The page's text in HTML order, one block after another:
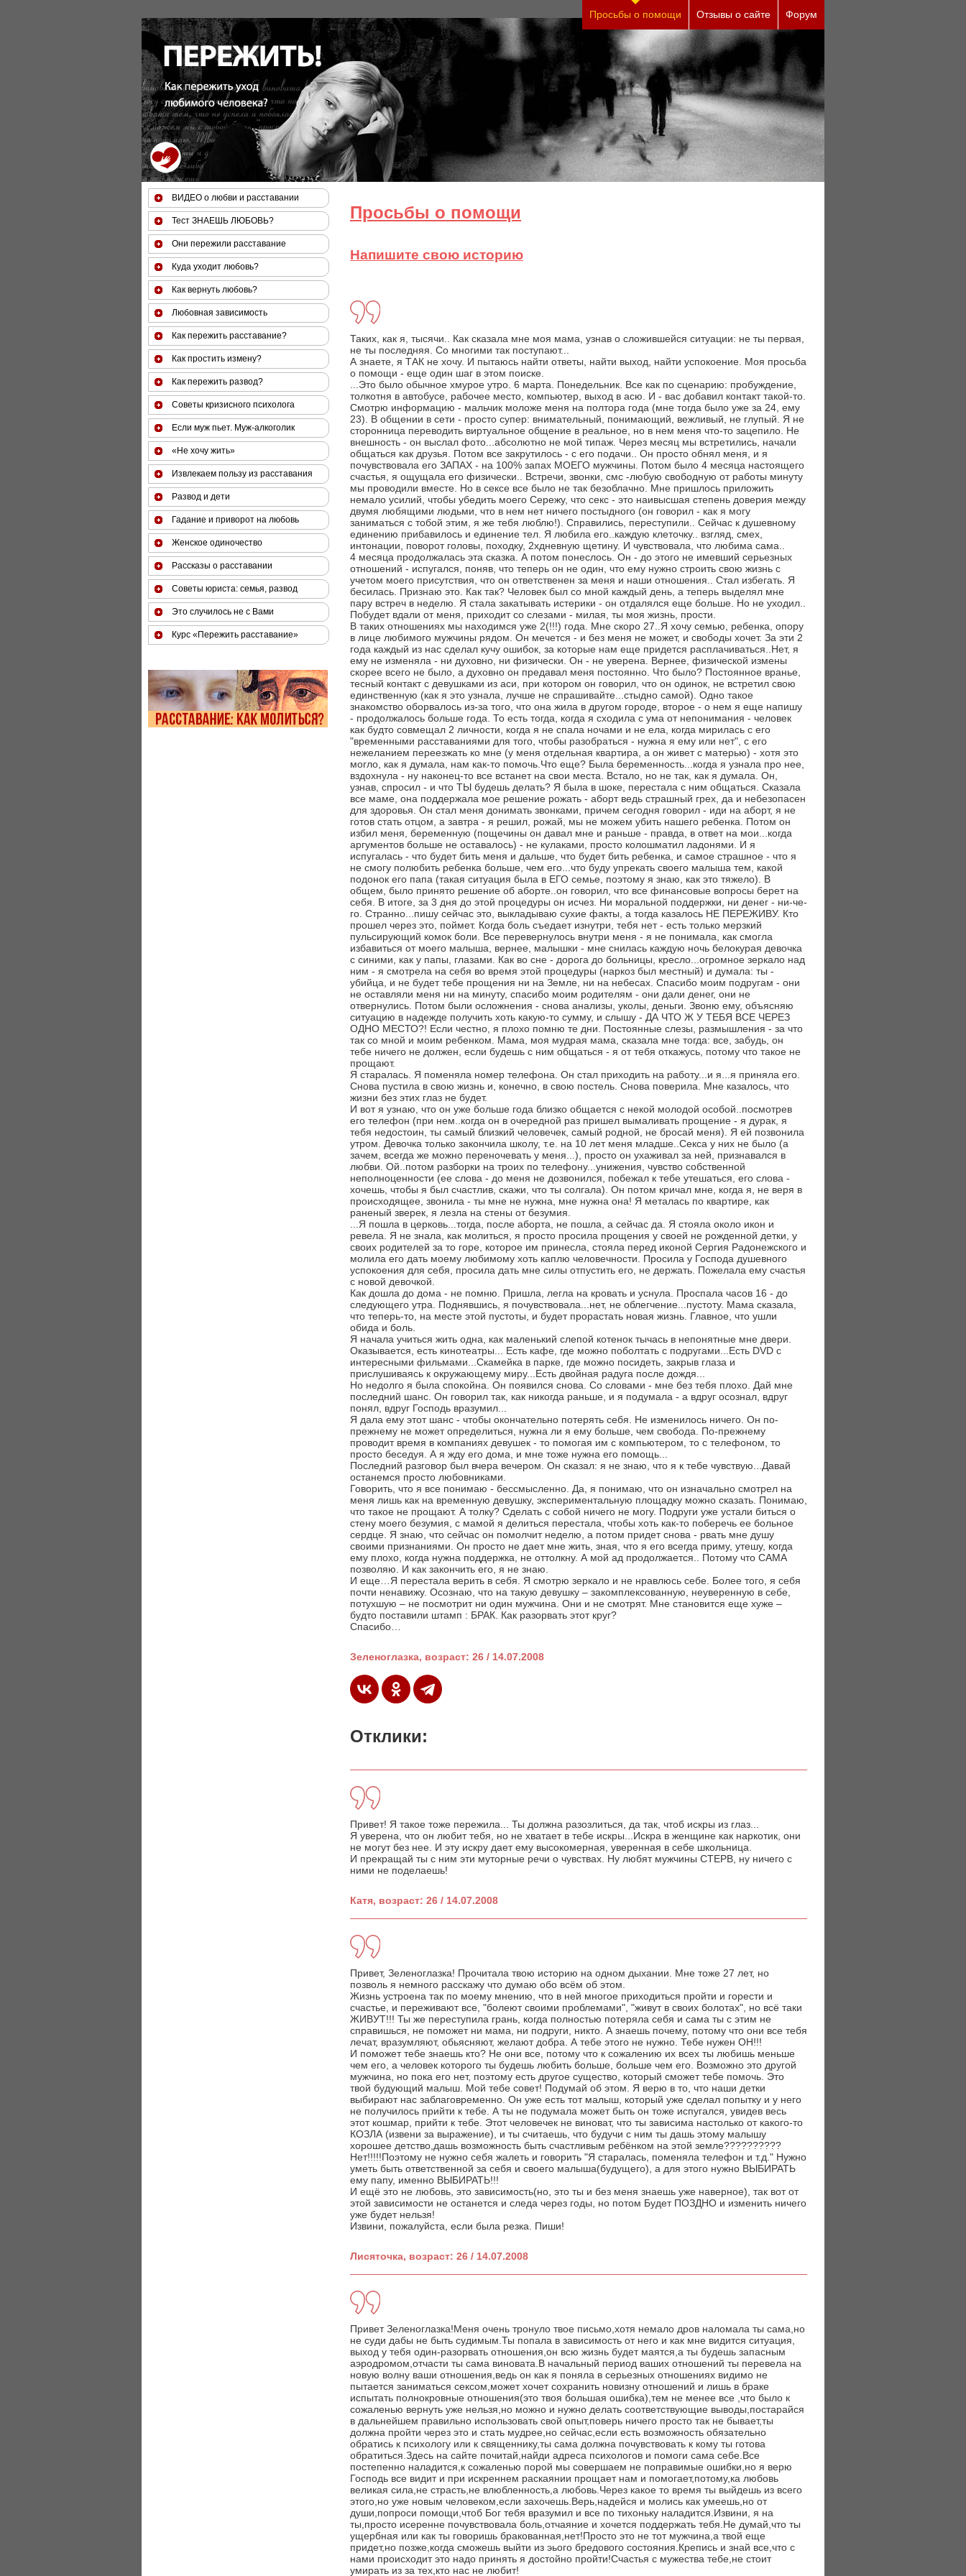
За 50 минут Вы можете оценить тяжесть своего состояния и его психологические причины (бесплатно)
Просьбы о помощи Отзывы о сайте Форум
Просьбы о помощи
Напишите свою историю
Таких, как я, тысячи.. Как сказала мне моя мама, узнав о сложившейся ситуации: не ты первая,
не ты последняя. Со многими так поступают...
А знаете, я ТАК не хочу. И пытаюсь найти ответы, найти выход, найти успокоение. Моя просьба
о помощи - еще один шаг в этом поиске.
...Это было обычное хмурое утро. 6 марта. Понедельник. Все как по сценарию: пробуждение,
толкотня в автобусе, рабочее место, компьютер, выход в асю. И - вас добавил контакт такой-то.
Смотрю информацию - мальчик моложе меня на полтора года (мне тогда было уже за 24, ему
23). В общении в сети - просто супер: внимательный, понимающий, вежливый, не глупый. Я не
сторонница переводить виртуальное общение в реальное, но в нем меня что-то зацепило. Не
внешность - он выслал фото...абсолютно не мой типаж. Через месяц мы встретились, начали
общаться как друзья. Потом все закрутилось - с его подачи.. Он просто обнял меня, и я
почувствовала его ЗАПАХ - на 100% запах МОЕГО мужчины. Потом было 4 месяца настоящего
счастья, я ощущала его физически.. Встречи, звонки, смс -любую свободную от работы минуту
мы проводили вместе. Но в сексе все было не так безоблачно. Мне пришлось приложить
немало усилий, чтобы убедить моего Сережу, что секс - это наивысшая степень доверия между
двумя любящими людьми, что в нем нет ничего постыдного (он говорил - как я могу
заниматься с тобой этим, я же тебя люблю!). Справились, переступили.. Сейчас к душевному
единению прибавилось и единение тел. Я любила его..каждую клеточку.. взгляд, смех,
интонации, поворот головы, походку, 2хдневную щетину. И чувствовала, что любима сама..
4 месяца продолжалась эта сказка. А потом понеслось. Он - до этого не имевший серьезных
отношений - испугался, поняв, что теперь он не один, что ему нужно строить свою жизнь с
учетом моего присутствия, что он ответственен за меня и наши отношения.. Стал избегать. Я
бесилась. Признаю это. Как так? Человек был со мной каждый день, а теперь выделял мне
пару встреч в неделю. Я стала закатывать истерики - он отдалялся еще больше. Но не уходил..
Побудет вдали от меня, приходит со слезами - милая, ты моя жизнь, прости.
В таких отношениях мы находимся уже 2(!!!) года. Мне скоро 27..Я хочу семью, ребенка, опору
в лице любимого мужчины рядом. Он мечется - и без меня не может, и свободы хочет. За эти 2
года каждый из нас сделал кучу ошибок, за которые нам еще придется расплачиваться..Нет, я
ему не изменяла - ни духовно, ни физически. Он - не уверена. Вернее, физической измены
скорее всего не было, а духовно он предавал меня постоянно. Что было? Постоянное вранье,
тесный контакт с девушками из аси, при котором он говорил, что он одинок, не встретил свою
единственную (как я это узнала, лучше не спрашивайте...стыдно самой). Одно такое
знакомство оборвалось из-за того, что она жила в другом городе, второе - о нем я еще напишу
- продолжалось больше года. То есть тогда, когда я сходила с ума от непонимания - человек
как будто совмещал 2 личности, когда я не спала ночами и не ела, когда мирилась с его
"временными расставаниями для того, чтобы разобраться - нужна я ему или нет", с его
нежеланием переезжать ко мне (у меня отдельная квартира, а он живет с матерью) - хотя это
могло, как я думала, нам как-то помочь.Что еще? Была беременность...когда я узнала про нее,
вздохнула - ну наконец-то все встанет на свои места. Встало, но не так, как я думала. Он,
узнав, спросил - и что ТЫ будешь делать? Я была в шоке, перестала с ним общаться. Сказала
все маме, она поддержала мое решение рожать - аборт ведь страшный грех, да и небезопасен
для здоровья. Он стал меня донимать звонками, причем сегодня говорил - иди на аборт, я не
готов стать отцом, а завтра - я решил, рожай, мы не можем убить нашего ребенка. Потом он
избил меня, беременную (пощечины он давал мне и раньше - правда, в ответ на мои...когда
аргументов больше не оставалось) - не кулаками, просто колошматил ладонями. И я
испугалась - что будет бить меня и дальше, что будет бить ребенка, и самое страшное - что я
не смогу полюбить ребенка больше, чем его...что буду упрекать своего малыша тем, какой
подонок его папа (такая ситуация была в ЕГО семье, поэтому я знаю, как это тяжело). В
общем, было принято решение об аборте..он говорил, что все финансовые вопросы берет на
себя. В итоге, за 3 дня до этой процедуры он исчез. Ни моральной поддержки, ни денег - ни-че-
го. Странно...пишу сейчас это, выкладываю сухие факты, а тогда казалось НЕ ПЕРЕЖИВУ. Кто
прошел через это, поймет. Когда боль съедает изнутри, тебя нет - есть только мерзкий
пульсирующий комок боли. Все перевернулось внутри меня - я не понимала, как смогла
избавиться от моего малыша, вернее, малышки - мне снилась каждую ночь белокурая девочка
с синими, как у папы, глазами. Как во сне - дорога до больницы, кресло...огромное зеркало над
ним - я смотрела на себя во время этой процедуры (наркоз был местный) и думала: ты -
убийца, и не будет тебе прощения ни на Земле, ни на небесах. Спасибо моим подругам - они
не оставляли меня ни на минуту, спасибо моим родителям - они дали денег, они не
отвернулись. Потом были осложнения - снова анализы, уколы, деньги. Звоню ему, объясняю
ситуацию в надежде получить хоть какую-то сумму, и слышу - ДА ЧТО Ж У ТЕБЯ ВСЕ ЧЕРЕЗ
ОДНО МЕСТО?! Если честно, я плохо помню те дни. Постоянные слезы, размышления - за что
так со мной и моим ребенком. Мама, моя мудрая мама, сказала мне тогда: все, забудь, он
тебе ничего не должен, если будешь с ним общаться - я от тебя откажусь, потому что такое не
прощают.
Я старалась. Я поменяла номер телефона. Он стал приходить на работу...и я...я приняла его.
Снова пустила в свою жизнь и, конечно, в свою постель. Снова поверила. Мне казалось, что
жизни без этих глаз не будет.
И вот я узнаю, что он уже больше года близко общается с некой молодой особой..посмотрев
его телефон (при нем..когда он в очередной раз пришел вымаливать прощение - я дурак, я
тебя недостоин, ты самый близкий человечек, самый родной, не бросай меня). Я ей позвонила
утром. Девочка только закончила школу, т.е. на 10 лет меня младше..Секса у них не было (а
зачем, всегда же можно переночевать у меня...), просто он ухаживал за ней, признавался в
любви. Ой..потом разборки на троих по телефону...унижения, чувство собственной
неполноценности (ее слова - до меня не дозвонился, побежал к тебе утешаться, его слова -
хочешь, чтобы я был счастлив, скажи, что ты солгала). Он потом кричал мне, когда я, не веря в
происходящее, звонила - ты мне не нужна, мне нужна она! Я металась по квартире, как
раненый зверек, я лезла на стены от безумия.
...Я пошла в церковь...тогда, после аборта, не пошла, а сейчас да. Я стояла около икон и
ревела. Я не знала, как молиться, я просто просила прощения у своей не рожденной детки, у
своих родителей за то горе, которое им принесла, стояла перед иконой Сергия Радонежского и
молила его дать моему любимому хоть каплю человечности. Просила у Господа душевного
успокоения для себя, просила дать мне силы отпустить его, не держать. Пожелала ему счастья
с новой девочкой.
Как дошла до дома - не помню. Пришла, легла на кровать и уснула. Проспала часов 16 - до
следующего утра. Поднявшись, я почувствовала...нет, не облегчение...пустоту. Мама сказала,
что теперь-то, на месте этой пустоты, и будет прорастать новая жизнь. Главное, что ушли
обида и боль.
Я начала учиться жить одна, как маленький слепой котенок тычась в непонятные мне двери.
Оказывается, есть кинотеатры... Есть кафе, где можно поболтать с подругами...Есть DVD с
интересными фильмами...Скамейка в парке, где можно посидеть, закрыв глаза и
прислушиваясь к окружающему миру...Есть двойная радуга после дождя...
Но недолго я была спокойна. Он появился снова. Со словами - мне без тебя плохо. Дай мне
последний шанс. Он говорил так, как никогда раньше, и я подумала - а вдруг осознал, вдруг
понял, вдруг Господь вразумил...
Я дала ему этот шанс - чтобы окончательно потерять себя. Не изменилось ничего. Он по-
прежнему не может определиться, нужна ли я ему больше, чем свобода. По-прежнему
проводит время в компаниях девушек - то помогая им с компьютером, то с телефоном, то
просто беседуя. А я жду его дома, и мне тоже нужна его помощь...
Последний разговор был вчера вечером. Он сказал: я не знаю, что я к тебе чувствую...Давай
останемся просто любовниками.
Говорить, что я все понимаю - бессмысленно. Да, я понимаю, что он изначально смотрел на
меня лишь как на временную девушку, экспериментальную площадку можно сказать. Понимаю,
что такое не прощают. А толку? Сделать с собой ничего не могу. Подруги уже устали биться о
стену моего безумия, с мамой я делиться перестала, чтобы хоть как-то поберечь ее больное
сердце. Я знаю, что сейчас он помолчит неделю, а потом придет снова - рвать мне душу
своими признаниями. Он просто не дает мне жить, зная, что я его всегда приму, утешу, когда
ему плохо, когда нужна поддержка, не оттолкну. А мой ад продолжается.. Потому что САМА
позволяю. И как закончить его, я не знаю.
И еще…Я перестала верить в себя. Я смотрю зеркало и не нравлюсь себе. Более того, я себя
почти ненавижу. Осознаю, что на такую девушку – закомплексованную, неуверенную в себе,
потухшую – не посмотрит ни один мужчина. Они и не смотрят. Мне становится еще хуже –
будто поставили штамп : БРАК. Как разорвать этот круг?
Спасибо…
Зеленоглазка, возраст: 26 / 14.07.2008
Отклики:
Привет! Я такое тоже пережила... Ты должна разозлиться, да так, чтоб искры из глаз...
Я уверена, что он любит тебя, но не хватает в тебе искры...Искра в женщине как наркотик, они
не могут без нее. И эту искру дает ему высокомерная, уверенная в себе школьница.
И прекращай ты с ним эти муторные речи о чувствах. Ну любят мужчины CТЕРВ, ну ничего с
ними не поделаешь!
Катя, возраст: 26 / 14.07.2008
Привет, Зеленоглазка! Прочитала твою историю на одном дыхании. Мне тоже 27 лет, но
позволь я немного расскажу что думаю обо всём об этом.
Жизнь устроена так по моему мнению, что в ней многое приходиться пройти и горести и
счастье, и переживают все, "болеют своими проблемами", "живут в своих болотах", но всё таки
ЖИВУТ!!! Ты же переступила грань, когда полностью потеряла себя и сама ты с этим не
справишься, не поможет ни мама, ни подруги, никто. А знаешь почему, потому что они все тебя
лечат, вразумляют, обьясняют, желают добра. А тебе этого не нужно. Тебе нужен ОН!!!
И поможет тебе знаешь кто? Не они все, потому что к сожалению их всех ты любишь меньше
чем его, а человек которого ты будешь любить больше, больше чем его. Возможно это другой
мужчина, но пока его нет, поэтому есть другое существо, который сможет тебе помочь. Это
твой будующий малыш. Мой тебе совет! Подумай об этом. Я верю в то, что наши детки
выбирают нас заблаговременно. Он уже есть тот малыш, который уже сделал попытку и у него
не получилось прийти к тебе. А ты не подумала может быть он тоже испугался, увидев весь
этот кошмар, прийти к тебе. Этот человечек не виноват, что ты зависима настолько от какого-то
КОЗЛА (извени за выражение), и ты считаешь, что будучи с ним ты дашь этому малышу
хорошее детство,дашь возможность быть счастливым ребёнком на этой земле??????????
Нет!!!!!Поэтому не нужно себя жалеть и говорить "Я старалась, поменяла телефон и т.д." Нужно
уметь быть ответственной за себя и своего малыша(будущего), а для этого нужно ВЫБИРАТЬ
ему папу, именно ВЫБИРАТЬ!!!
И ещё это не любовь, это зависимость(но, это ты и без меня знаешь уже наверное), так вот от
этой зависимости не останется и следа через годы, но потом Будет ПОЗДНО и изменить ничего
уже будет нельзя!
Извини, пожалуйста, если была резка. Пиши!
Лисяточка, возраст: 26 / 14.07.2008
Привет Зеленоглазка!Меня очень тронуло твое письмо,хотя немало дров наломала ты сама,но
не суди дабы не быть судимым.Ты попала в зависимость от него и как мне видится ситуация,
выход у тебя один-разорвать отношения,он всю жизнь будет маятся,а ты будешь запасным
аэродромом,отчасти ты сама виновата.В начальный период ваших отношений ты перевела на
новую волну ваши отношения,ведь он как я поняла в серьезных отношениях видимо не
пытается заниматься сексом,может хочет сохранить новизну отношений и лишь в браке
испытать полнокровные отношения(это твоя большая ошибка),тем не менее все ,что было к
сожаленью вернуть уже нельзя,но можно и нужно делать соответствующие выводы,постарайся
в дальнейшем правильно использовать свой опыт,поверь ничего просто так не бывает,ты
должна пройти через это и стать мудрее,но сейчас,если есть возможность обязательно
обратись к психологу или к священнику,ты сама должна почувствовать к кому ты готова
обратиться.Здесь на сайте почитай,найди адреса психологов и помоги сама себе.Все
постепенно наладится,к сожаленью порой мы совершаем не поправимые ошибки,но я верю
Господь все видит и при искреннем раскаянии прощает нам и помогает,потому,ка любовь
великая сила,не страсть,не влюбленность,а любовь.Через какое то время ты выйдешь из всего
этого,но уже новым человеком,если захочешь.Верь,надейся и молись как умеешь,но от
души,попроси помощи,чтоб Бог тебя вразумил и все по тихоньку наладится.Извини, я на
ты,просто исеренне почувствовала боль,отчаяние и хочется поддержать тебя.Не думай,что ты
ущербная или как ты говоришь бракованная,нет!Просто это не тот мужчина,а твой еще
придет,но позже,когда сможешь выйти из эього бредового состояния.Крепись и знай все,что с
нами происходит это надо принять я достойно пройти!Счастья с мужества тебе,не стоит
умирать из за тех,кто нас не любит!
ВИДЕО о любви и расставании
Тест ЗНАЕШЬ ЛЮБОВЬ?
Они пережили расставание
Куда уходит любовь?
Как вернуть любовь?
Любовная зависимость
Как пережить расставание?
Как простить измену?
Как пережить развод?
Советы кризисного психолога
Если муж пьет. Муж-алкоголик
«Не хочу жить»
Извлекаем пользу из расставания
Развод и дети
Гадание и приворот на любовь
Женское одиночество
Рассказы о расставании
Советы юриста: семья, развод
Это случилось не с Вами
Курс «Пережить расставание»